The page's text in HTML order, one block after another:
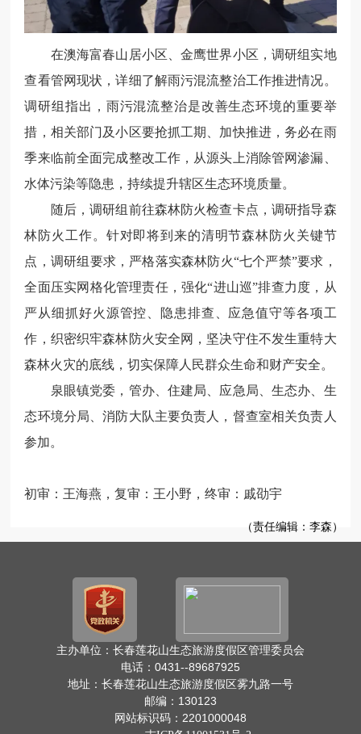
在澳海富春山居小区、金鹰世界小区，调研组实地
查看管网现状，详细了解雨污混流整治工作推进情况。
调研组指出，雨污混流整治是改善生态环境的重要举
措，相关部门及小区要抢抓工期、加快推进，务必在雨
季来临前全面完成整改工作，从源头上消除管网渗漏、
水体污染等隐患，持续提升辖区生态环境质量。
随后，调研组前往森林防火检查卡点，调研指导森
林防火工作。针对即将到来的清明节森林防火关键节
点，调研组要求，严格落实森林防火“七个严禁”要求，
全面压实网格化管理责任，强化“进山巡”排查力度，从
严从细抓好火源管控、隐患排查、应急值守等各项工
作，织密织牢森林防火安全网，坚决守住不发生重特大
森林火灾的底线，切实保障人民群众生命和财产安全。
泉眼镇党委，管办、住建局、应急局、生态办、生
态环境分局、消防大队主要负责人，督查室相关负责人
参加。
初审：王海燕，复审：王小野，终审：戚劭宇
（责任编辑：李森）
主办单位：长春莲花山生态旅游度假区管理委员会
电话：0431--89687925
地址：长春莲花山生态旅游度假区雾九路一号
邮编：130123
网站标识码：2201000048